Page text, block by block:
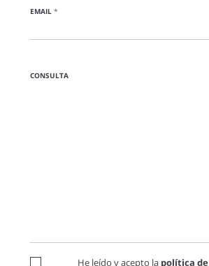
EMAIL *
CONSULTA
He leído y acepto la política de